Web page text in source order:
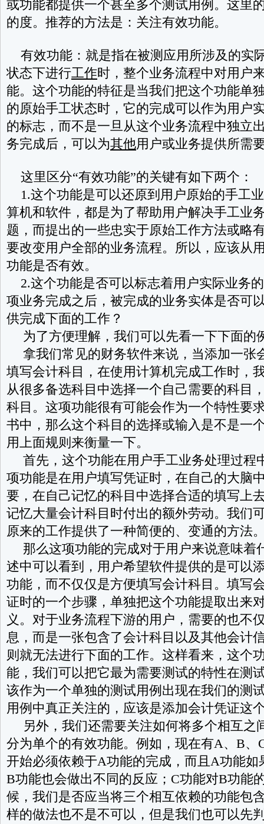
或功能都提供一个甚至多个测试用例。这里
的度。 推荐的方法是：关注有效功能。
有效功能：就是指在被测应用所涉及的实
状态下进行工作时，整个业务流程中对用户
能。这个功能的特征是当我们把这个功能单
的原始手工状态时，它的完成可以作为用户
的标志，而不是一旦从这个业务流程中独立
务完成后，可以为其他用户或业务提供所需
这里区分“有效功能”的关键有如下两个：
1.这个功能是可以还原到用户原始的手工
算机和软件，都是为了帮助用户解决手工业
题，而提出的一些忠实于原始工作方法或略
要改变用户全部的业务流程。所以，应该从
功能是否有效。
2.这个功能是否可以标志着用户实际业务
项业务完成之后，被完成的业务实体是否可
供完成下面的工作？
为了方便理解，我们可以先看一下下面的
拿我们常见的财务软件来说，当添加一张
填写会计科目，在使用计算机完成工作时，
从很多备选科目中选择一个自己需要的科目
科目。这项功能很有可能会作为一个特性要
书中，那么这个科目的选择或输入是不是一
用上面规则来衡量一下。
首先，这个功能在用户手工业务处理过程
项功能是在用户填写凭证时，在自己的大
要，在自己记忆的科目中选择合适的填写上
记忆大量会计科目时付出的额外劳动。我们
原来的工作提供了一种简便的、变通的方法
那么这项功能的完成对于用户来说意味着
述中可以看到，用户希望软件提供的是可以
功能，而不仅仅是方便填写会计科目。填写
证时的一个步骤，单独把这个功能提取出来
义。对于业务流程下游的用户，需要的也不
息，而是一张包含了会计科目以及其他会计
则就无法进行下面的工作。这样看来，这个
能，我们可以把它最为需要测试的特性在测
该作为一个单独的测试用例出现在我们的测
用例中真正关注的，应该是添加会计凭证这
另外，我们还需要关注如何将多个相互之
分为单个的有效功能。例如，现在有A、 B、
开始必须依赖于A功能的完成，而且A功能如
B功能也会做出不同的反应； C功能对B功能
候，我们是否应当将三个相互依赖的功能包
样的做法也不是不可以，但是我们也可以先